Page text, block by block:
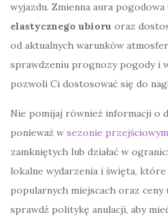
wyjazdu. Zmienna aura pogodowa
elastycznego ubioru oraz
od aktualnych warunków
sprawdzeniu prognozy pogody i
pozwoli Ci dostosować się do
Nie pomijaj również informacji o
ponieważ w sezonie
zamkniętych lub działać w
lokalne wydarzenia i święta, które
popularnych miejscach oraz ceny
sprawdź politykę anulacji, aby